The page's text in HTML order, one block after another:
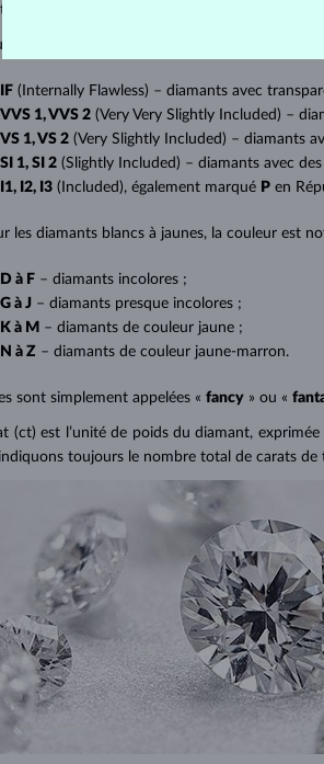
populaire sur
de diamant est déterminée par la
IF (Internally Flawless) – diamants avec
VVS 1, VVS 2 (Very Very Slightly Included) –
VS 1, VS 2 (Very Slightly Included) – diamants
SI 1, SI 2 (Slightly Included) – diamants avec
I1, I2, I3 (Included), également marqué P en
les diamants blancs à jaunes, la couleur est
D à F – diamants incolores ;
G à J – diamants presque incolores ;
K à M – diamants de couleur jaune ;
N à Z – diamants de couleur jaune-marron.
sont simplement appelées « fancy » ou «
(ct) est l’unité de poids du diamant,
toujours le nombre total de carats de